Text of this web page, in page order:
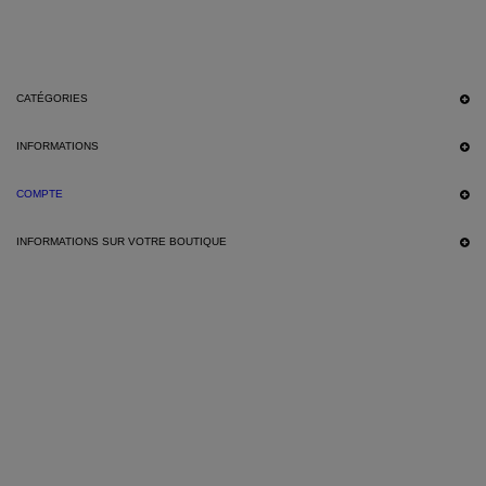
CATÉGORIES
INFORMATIONS
COMPTE
INFORMATIONS SUR VOTRE BOUTIQUE